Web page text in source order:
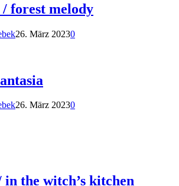
forest melody
26. März 20230
26. März 20230
in the witch’s kitchen